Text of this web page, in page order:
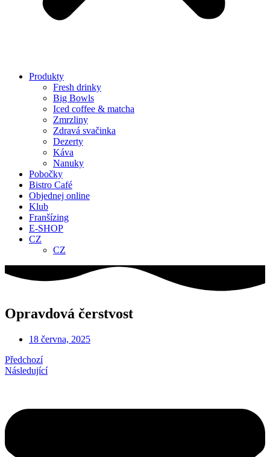
Produkty
Fresh drinky
Big Bowls
Iced coffee & matcha
Zmrzliny
Zdravá svačinka
Dezerty
Káva
Nanuky
Pobočky
Bistro Café
Objednej online
Klub
Franšízing
E-SHOP
CZ
CZ
Opravdová čerstvost
18 června, 2025
Předchozí
Následující